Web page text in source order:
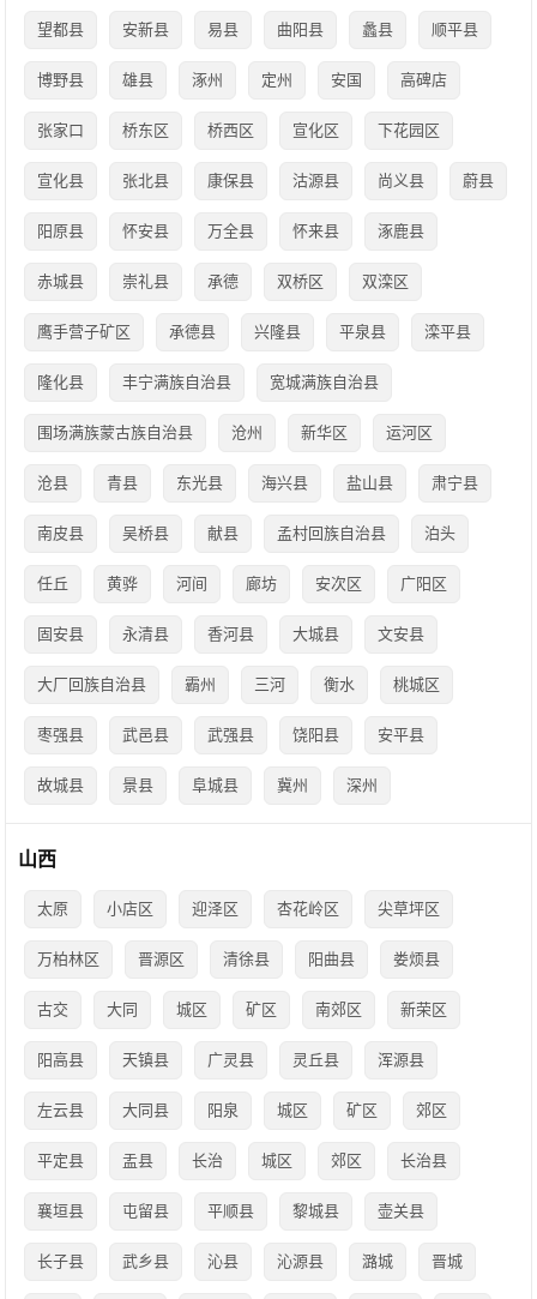
望都县 安新县 易县 曲阳县 蠡县 顺平县
博野县 雄县 涿州 定州 安国 高碑店
张家口 桥东区 桥西区 宣化区 下花园区
宣化县 张北县 康保县 沽源县 尚义县 蔚县
阳原县 怀安县 万全县 怀来县 涿鹿县
赤城县 崇礼县 承德 双桥区 双滦区
鹰手营子矿区 承德县 兴隆县 平泉县 滦平县
隆化县 丰宁满族自治县 宽城满族自治县
围场满族蒙古族自治县 沧州 新华区 运河区
沧县 青县 东光县 海兴县 盐山县 肃宁县
南皮县 吴桥县 献县 孟村回族自治县 泊头
任丘 黄骅 河间 廊坊 安次区 广阳区
固安县 永清县 香河县 大城县 文安县
大厂回族自治县 霸州 三河 衡水 桃城区
枣强县 武邑县 武强县 饶阳县 安平县
故城县 景县 阜城县 冀州 深州
山西
太原 小店区 迎泽区 杏花岭区 尖草坪区
万柏林区 晋源区 清徐县 阳曲县 娄烦县
古交 大同 城区 矿区 南郊区 新荣区
阳高县 天镇县 广灵县 灵丘县 浑源县
左云县 大同县 阳泉 城区 矿区 郊区
平定县 盂县 长治 城区 郊区 长治县
襄垣县 屯留县 平顺县 黎城县 壶关县
长子县 武乡县 沁县 沁源县 潞城 晋城